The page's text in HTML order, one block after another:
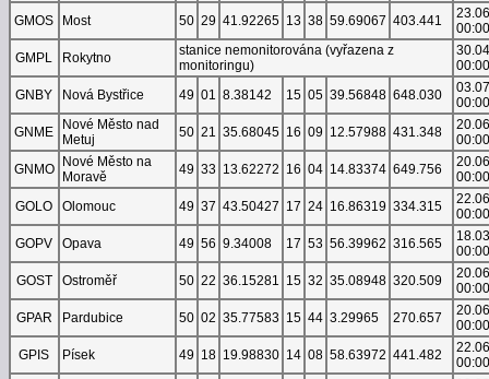
GMOS
Most 50 29 41.92265 13 38 59.69067 403.441
00:00
GMPL
Rokytno
stanice nemonitorována (vyřazena z
monitoringu)
00:00
GNBY
Nová Bystřice 49 01 8.38142 15 05 39.56848 648.030
00:00
GNME
Nové Město nad
Metuj
50 21 35.68045 16 09 12.57988 431.348
00:00
GNMO
Nové Město na
Moravě
49 33 13.62272 16 04 14.83374 649.756
00:00
GOLO
Olomouc 49 37 43.50427 17 24 16.86319 334.315
00:00
GOPV
Opava 49 56 9.34008 17 53 56.39962 316.565
00:00
GOST
Ostroměř 50 22 36.15281 15 32 35.08948 320.509
00:00
GPAR
Pardubice 50 02 35.77583 15 44 3.29965 270.657
00:00
GPIS
Písek 49 18 19.98830 14 08 58.63972 441.482
00:00